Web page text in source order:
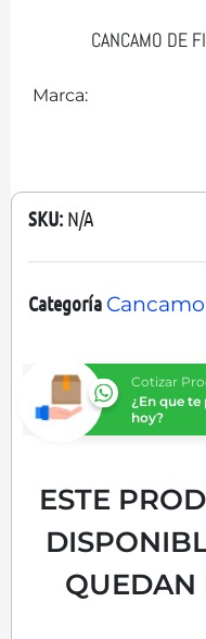
CANCAMO DE
Marca:
SKU: N/A
Categoría Cancamo
Cotizar
¿En que te
hoy?
ESTE
QUEDAN